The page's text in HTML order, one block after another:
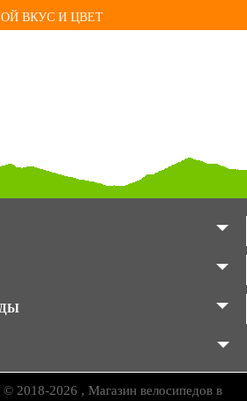
ВКУС И ЦВЕТ
2018-2026 , Магазин велосипедов в